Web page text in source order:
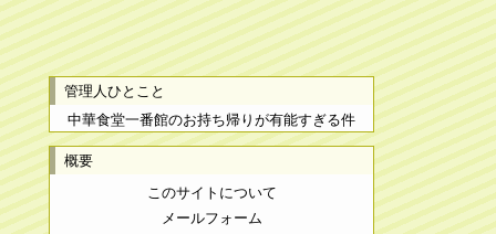
管理人ひとこと
中華食堂一番館のお持ち帰りが有能すぎる件
概要
このサイトについて
メールフォーム